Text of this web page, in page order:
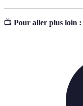
📺 Pour aller plus loin :